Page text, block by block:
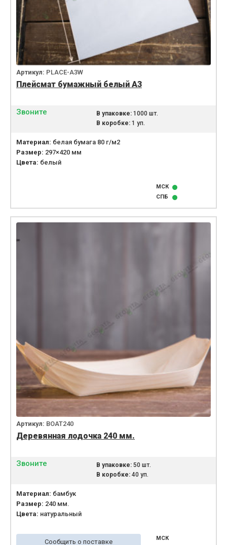
Артикул: PLACE-A3W
Плейсмат бумажный белый А3
Звоните В упаковке:1000 шт.
В коробке:1 уп.
Материал: белая бумага 80 г/м2
Размер: 297×420 мм
Цвета: белый
МСК
СПБ
Артикул: BOAT240
Деревянная лодочка 240 мм.
Звоните В упаковке:50 шт.
В коробке:40 уп.
Материал: бамбук
Размер: 240 мм.
Цвета: натуральный
Сообщить о поставке МСК